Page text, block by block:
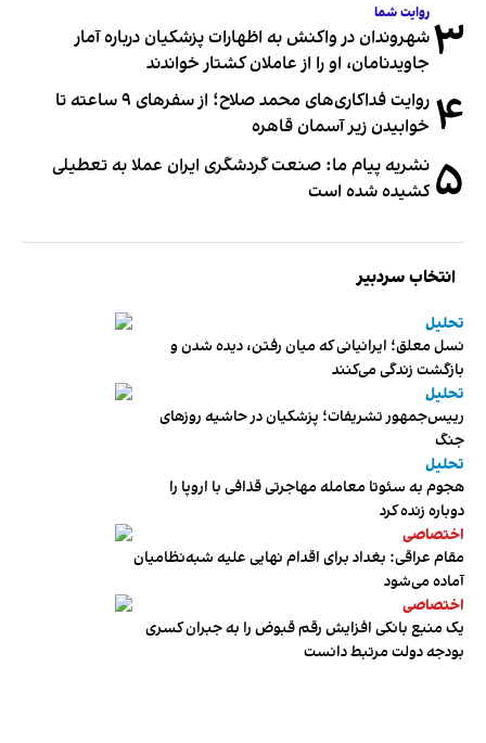
۳ روایت شما
شهروندان در واکنش به اظهارات پزشکیان درباره آمار
جاویدنامان، او را از عاملان کشتار خواندند
۴
روایت فداکاری‌های محمد صلاح؛ از سفرهای ۹ ساعته تا
خوابیدن زیر آسمان قاهره
۵ نشریه پیام ما: صنعت گردشگری ایران عملا به تعطیلی
کشیده شده است
انتخاب سردبیر
تحلیل
نسل معلق؛ ایرانیانی که میان رفتن، دیده شدن و
بازگشت زندگی می‌کنند
تحلیل
رییس‌جمهور تشریفات؛ پزشکیان در حاشیه روزهای
جنگ
تحلیل
هجوم به سئوتا معامله مهاجرتی قذافی با اروپا را
دوباره زنده کرد
اختصاصی
مقام عراقی: بغداد برای اقدام نهایی علیه شبه‌نظامیان
آماده می‌شود
اختصاصی
یک منبع بانکی افزایش رقم قبوض را به جبران کسری
بودجه دولت مرتبط دانست